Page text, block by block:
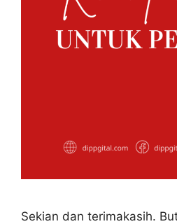
Sekian dan terimakasih.